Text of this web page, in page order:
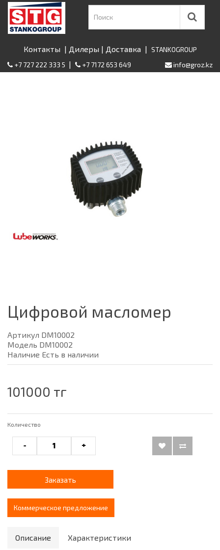
Контакты | Дилеры | Доставка | STANKOGROUP
+7 727 222 333 5 | +7 7172 653 649 info@groz.kz
Цифровой масломер
Артикул DM10002
Модель DM10002
Наличие Есть в наличии
101000 тг
Количество
- +
Заказать
Коммерческое предложение
Описание Характеристики